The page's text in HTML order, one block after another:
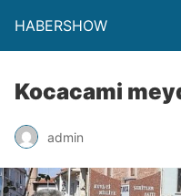
HABERSHOW
Kocacami
admin